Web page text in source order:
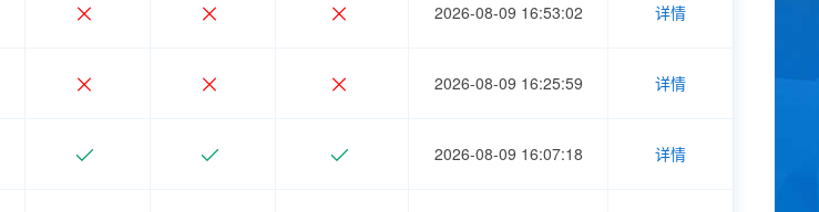
2026-08-09 16:53:02 详情
2026-08-09 16:25:59 详情
2026-08-09 16:07:18 详情